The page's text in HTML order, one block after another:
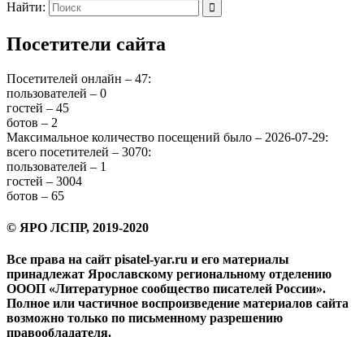
Найти:
Посетители сайта
Посетителей онлайн – 47:
пользователей – 0
гостей – 45
ботов – 2
Максимальное количество посещений было – 2026-07-29:
всего посетителей – 3070:
пользователей – 1
гостей – 3004
ботов – 65
© ЯРО ЛСПР, 2019-2020
Все права на сайт pisatel-yar.ru и его материалы
принадлежат Ярославскому региональному отделению
ОООП «Литературное сообщество писателей России».
Полное или частичное воспроизведение материалов сайта
возможно только по письменному разрешению
правообладателя.